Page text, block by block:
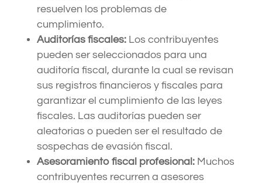
resuelven los problemas de
cumplimiento.
Auditorías fiscales: Los contribuyentes
pueden ser seleccionados para una
auditoría fiscal, durante la cual se revisan
sus registros financieros y fiscales para
garantizar el cumplimiento de las leyes
fiscales. Las auditorías pueden ser
aleatorias o pueden ser el resultado de
sospechas de evasión fiscal.
Asesoramiento fiscal profesional:Muchos
contribuyentes recurren a asesores